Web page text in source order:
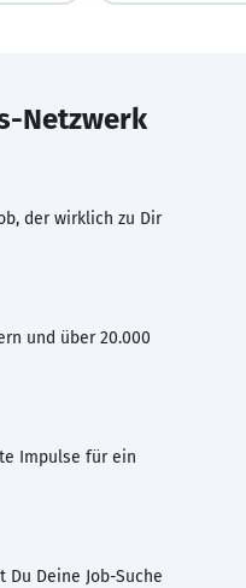
Netzwerk
der wirklich zu Dir
und über 20.000
Impulse für ein
Deine Job-Suche